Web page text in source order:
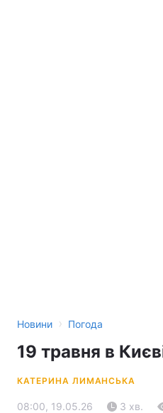
Новини › Погода
19 травня в
КАТЕРИНА ЛИМАНСЬКА
08:00, 19.05.26 3 хв.